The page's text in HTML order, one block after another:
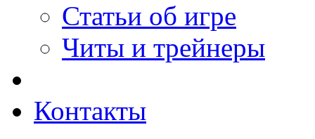
Статьи об игре
Читы и трейнеры
Контакты